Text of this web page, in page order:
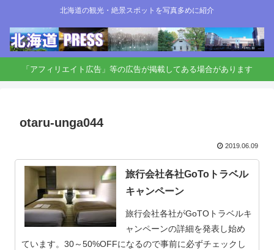
北海道の観光・絶景スポットを写真多めに紹介
「アフィリエイト広告」等の広告が掲載してある場合があります
otaru-unga044
2019.06.09
旅行会社各社GoToトラベル
キャンペーン
旅行会社各社がGoTOトラベルキ
ャンペーンの詳細を発表し始め
ています。30～50%OFFになるので事前に必ずチェックし